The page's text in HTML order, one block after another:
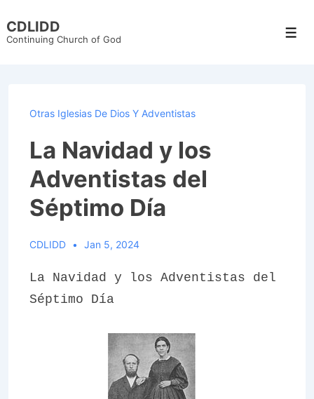
Skip
CDLIDD
Continuing Church of God
Otras Iglesias De Dios Y Adventistas
La Navidad y los
Adventistas del
Séptimo Día
CDLIDD Jan 5, 2024
La Navidad y los Adventistas del
Séptimo Día